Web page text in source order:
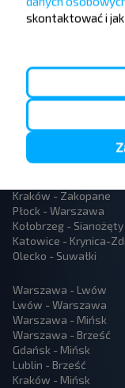
Kraków - Katowice
Katowice - Kraków
Kraków - Zakopane
Płock - Warszawa
Kołobrzeg - Sianożęty
Katowice - Krynica-
Olecko - Suwałki
Warszawa - Lwów
Lwów - Warszawa
Warszawa - Mińsk
Warszawa - Brześć
Gdańsk - Mińsk
Lublin - Brześć
Kraków - Mińsk
skontaktować i